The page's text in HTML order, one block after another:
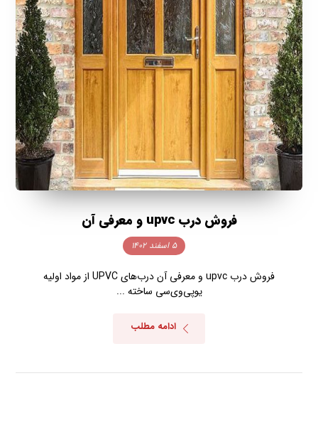
فروش درب upvc و معرفی آن
۵ اسفند ۱۴۰۲
فروش درب upvc و معرفی آن درب‌های UPVC از مواد اولیه
یوپی‌وی‌سی ساخته‌ ...
ادامه مطلب